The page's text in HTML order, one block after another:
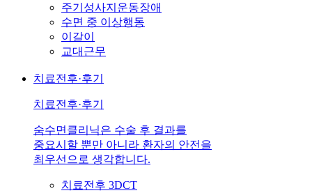
주기성사지운동장애
수면 중 이상행동
이갈이
교대근무
치료전후·후기
치료전후·후기
숨수면클리닉은 수술 후 결과를
중요시할 뿐만 아니라 환자의 안전을
최우선으로 생각합니다.
치료전후 3DCT